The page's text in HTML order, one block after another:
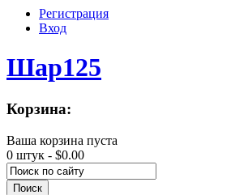
Регистрация
Вход
Шар125
Корзина:
Ваша корзина пуста
0 штук - $0.00